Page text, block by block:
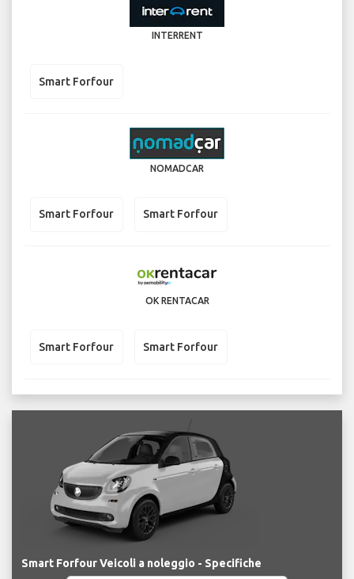
INTERRENT
Smart Forfour
NOMADCAR
Smart Forfour Smart Forfour
OK RENTACAR
Smart Forfour Smart Forfour
Smart Forfour Veicoli a noleggio - Specifiche